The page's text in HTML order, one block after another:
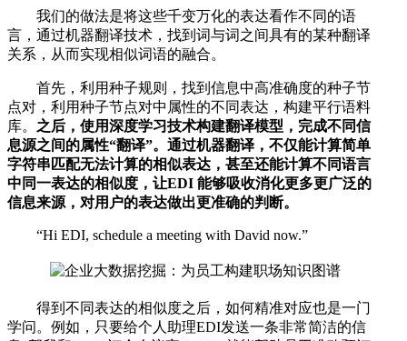
我们的做法是将这些千变万化的表达看作不同的语
言，通过机器翻译技术，找到词与词之间具有的某种翻译
关系，从而实现相似词语的融合。
首先，利用种子规则，找到信息中高准确度的种子节
点对，利用种子节点对中属性的不同表达，构建平行语料
库。 之后，使用深度学习技术构建翻译模型，完成不同信
息源之间的属性“翻译”。通过机器翻译，不仅能计算简单
字符串匹配无法计算的相似表达，甚至还能计算不同语言
中同一表达的相似度，让EDI 能够吸收消化更多更广泛的
信息来源，对用户的表达做出更准确的判断。
“Hi EDI, schedule a meeting with David now.”
得到不同表达的相似度之后，如何精准对应也是一门
学问。例如，只要给个人助理EDI发送一条非常简洁的信